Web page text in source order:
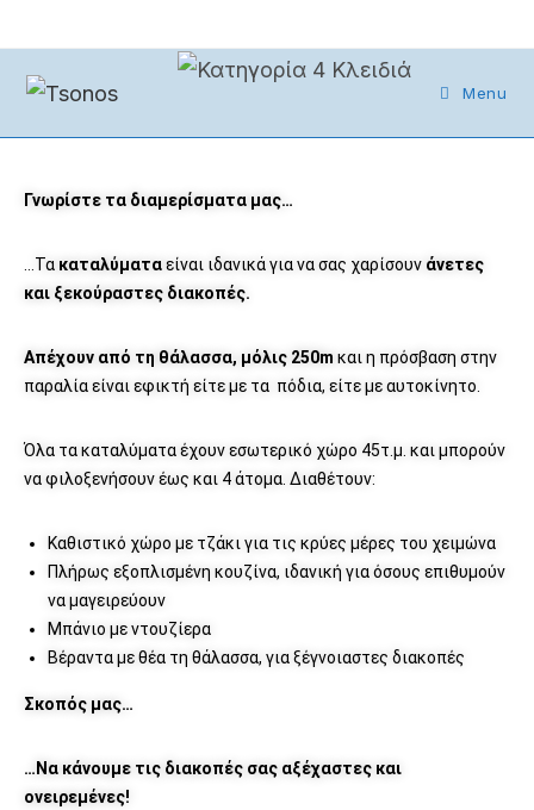
Menu
Γνωρίστε τα διαμερίσματα μας…
…Τα καταλύματαείναι ιδανικά για να σας χαρίσουν άνετες
και ξεκούραστες διακοπές.
Απέχουν από τη θάλασσα, μόλις 250m και η πρόσβαση στην
παραλία είναι εφικτή είτε με τα πόδια, είτε με αυτοκίνητο.
Όλα τα καταλύματα έχουν εσωτερικό χώρο 45τ.μ. και μπορούν
να φιλοξενήσουν έως και 4 άτομα. Διαθέτουν:
Καθιστικό χώρο με τζάκι για τις κρύες μέρες του χειμώνα
Πλήρως εξοπλισμένη κουζίνα, ιδανική για όσους επιθυμούν
να μαγειρεύουν
Μπάνιο με ντουζίερα
Βέραντα με θέα τη θάλασσα, για ξέγνοιαστες διακοπές
Σκοπός μας…
…Να κάνουμε τις διακοπές σας αξέχαστες και
ονειρεμένες!